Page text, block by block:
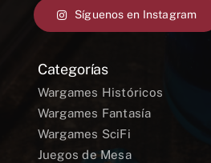
Síguenos en Instagram
Categorías
Wargames Históricos
Wargames Fantasía
Wargames SciFi
Juegos de Mesa